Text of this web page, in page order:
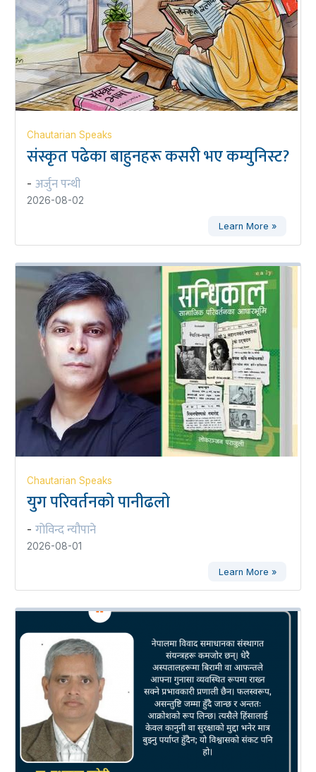
Chautarian Speaks
संस्कृत पढेका बाहुनहरू कसरी भए कम्युनिस्ट?
- अर्जुन पन्थी
2026-08-02
Learn More »
Chautarian Speaks
युग परिवर्तनको पानीढलो
- गोविन्द न्यौपाने
2026-08-01
Learn More »